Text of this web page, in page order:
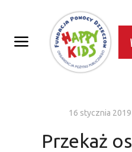
16 stycznia 2019
Przekaż